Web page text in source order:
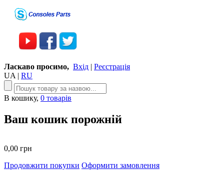
Ласкаво просимо, Вхід | Реєстрація
UA | RU
В кошику, 0 товарів
Ваш кошик порожній
0,00 грн
Продовжити покупки Оформити замовлення